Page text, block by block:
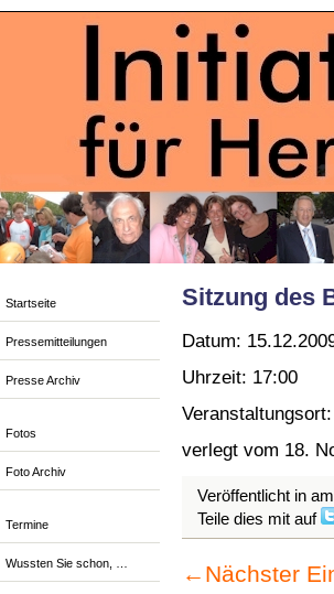
Startseite
Pressemitteilungen
Presse Archiv
Fotos
Foto Archiv
Termine
Wussten Sie schon, …
Sitzung des
Datum:
Uhrzeit: 17:00
verlegt vom 18.
Veröffentlicht in
Teile dies mit auf
← Nächster